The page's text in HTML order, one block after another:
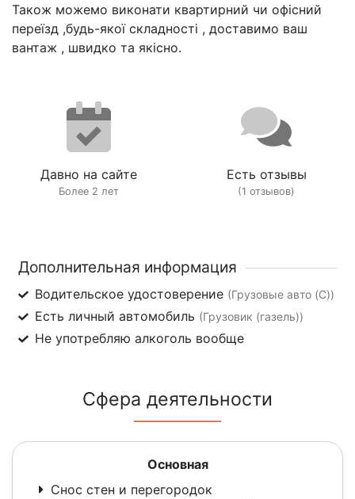
Також можемо виконати квартирний чи офісний
переїзд ,будь-якої складності , доставимо ваш
вантаж , швидко та якісно.
Давно на сайте
Более 2 лет
Есть отзывы
(1 отзывов)
Дополнительная информация
Водительское удостоверение (Грузовые авто (C))
Есть личный автомобиль (Грузовик (газель))
Не употребляю алкоголь вообще
Сфера деятельности
Основная
Снос стен и перегородок